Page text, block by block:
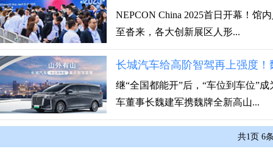
NEPCON China 2025首日开幕！馆
至沓来，各大创新展区人形...
长城汽车给高阶智驾再上强度
继“全国都能开”后，“车位到车位”
车董事长魏建军携魏牌全新高山...
共1页 6